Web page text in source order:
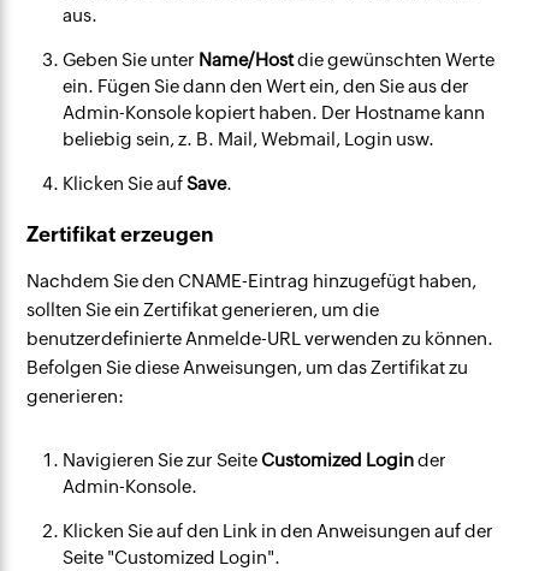
aus.
Geben Sie unter Name/Hostdie gewünschten Werte
ein. Fügen Sie dann den Wert ein, den Sie aus der
Admin-Konsole kopiert haben. Der Hostname kann
beliebig sein, z. B. Mail, Webmail, Login usw.
Klicken Sie aufSave.
Zertifikat erzeugen
Nachdem Sie den CNAME-Eintrag hinzugefügt haben,
sollten Sie ein Zertifikat generieren, um die
benutzerdefinierte Anmelde-URL verwenden zu können.
Befolgen Sie diese Anweisungen, um das Zertifikat zu
generieren:
Navigieren Sie zur SeiteCustomized Loginder
Admin-Konsole.
Klicken Sie auf den Link in den Anweisungen auf der
Seite "Customized Login".